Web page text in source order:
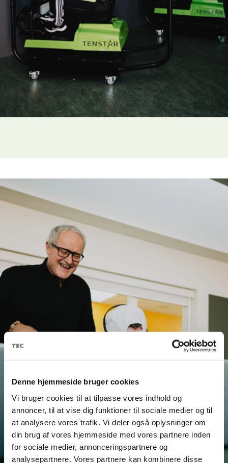
Denne hjemmeside bruger cookies
Vi bruger cookies til at tilpasse vores indhold og
annoncer, til at vise dig funktioner til sociale medier og til
at analysere vores trafik. Vi deler også oplysninger om
din brug af vores hjemmeside med vores partnere inden
for sociale medier, annonceringspartnere og
analysepartnere. Vores partnere kan kombinere disse